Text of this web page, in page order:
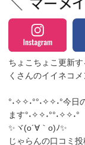
ちょこちょこ更新
くさんのイイネコ
°˖✧✧˖°°˖✧✧˖°今日
ます°˖✧✧˖°°˖✧✧˖°
✨ヾ(o´∀｀o)ﾉ✨
じゃらんの口コミ